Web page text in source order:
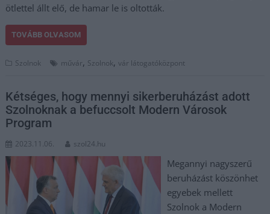
ötlettel állt elő, de hamar le is oltották.
TOVÁBB OLVASOM
Szolnok művár, Szolnok,vár látogatóközpont
Kétséges, hogy mennyi sikerberuházást adott
Szolnoknak a befuccsolt Modern Városok
Program
2023.11.06. szol24.hu
Megannyi nagyszerű
beruházást köszönhet
egyebek mellett
Szolnok a Modern